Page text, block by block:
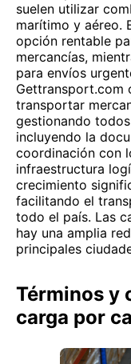
suelen utilizar
marítimo y aéreo.
opción rentable
mercancías,
para envíos
Gettransport.com
transportar
gestionando
incluyendo la
coordinación con
infraestructura
crecimiento
facilitando el
todo el país. Las
hay una amplia
principales
Términos y
carga por